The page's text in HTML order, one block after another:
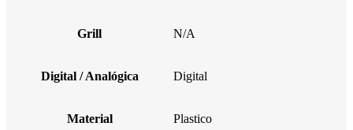
Grill N/A
Digital / Analógica Digital
Material Plastico